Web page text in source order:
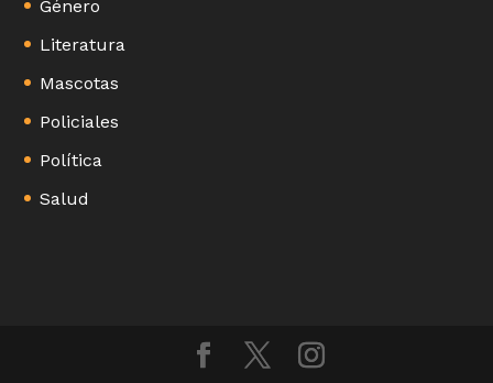
Género
Literatura
Mascotas
Policiales
Política
Salud